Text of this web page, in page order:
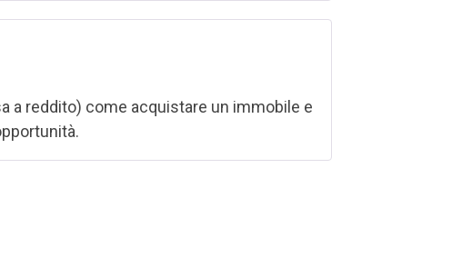
a reddito) come acquistare un immobile e